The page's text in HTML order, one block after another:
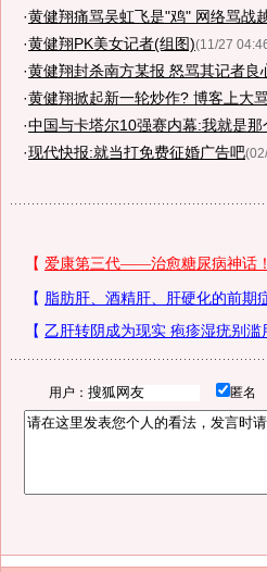
·黄健翔痛骂吴虹飞是"鸡" 网络骂战
·黄健翔PK美女记者(组图)(11/27
·黄健翔封杀南方某报 怒骂其记者良
·黄健翔掀起新一轮炒作? 博客上大
·中国与卡塔尔10强赛内幕:我就是那
·现代快报:就当打免费征婚广告吧
用户： 匿名